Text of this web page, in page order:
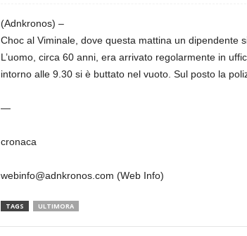
(Adnkronos) –
Choc al Viminale, dove questa mattina un dipendente
L’uomo, circa 60 anni, era arrivato regolarmente in
intorno alle 9.30 si è buttato nel vuoto. Sul posto la
—
cronaca
webinfo@adnkronos.com (Web Info)
TAGS ULTIMORA